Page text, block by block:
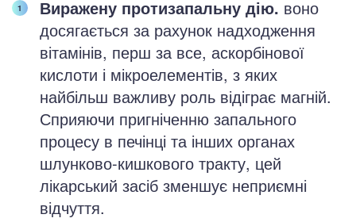
Виражену протизапальну дію. воно
досягається за рахунок надходження
вітамінів, перш за все, аскорбінової
кислоти і мікроелементів, з яких
найбільш важливу роль відіграє магній.
Сприяючи пригніченню запального
процесу в печінці та інших органах
шлунково-кишкового тракту, цей
лікарський засіб зменшує неприємні
відчуття.